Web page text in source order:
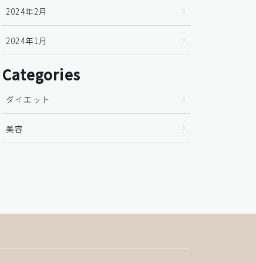
2024年2月
2024年1月
Categories
ダイエット
美容